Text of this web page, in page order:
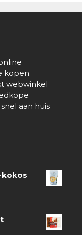
kopen.
webwinkel
aan huis
kokos